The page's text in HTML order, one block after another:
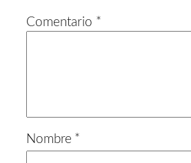
Comentario *
Nombre *